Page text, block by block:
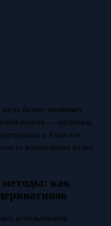
бизнес заключает
валюте — например,
в Азии или
от волатильных валют
как
использования